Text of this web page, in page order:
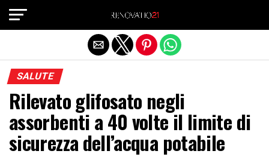
SALUTE
Rilevato glifosato negli
assorbenti a 40 volte il limite di
sicurezza dell’acqua potabile
Exit mobile version